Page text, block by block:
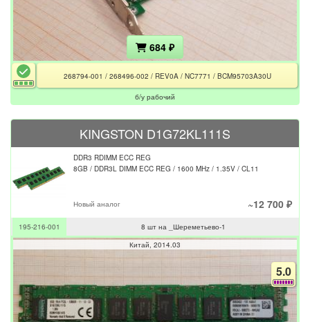
684 ₽
268794-001 / 268496-002 / REV0A / NC7771 / BCM95703A30U
б/у рабочий
KINGSTON D1G72KL111S
DDR3 RDIMM ECC REG
8GB / DDR3L DIMM ECC REG / 1600 MHz / 1.35V / CL11
Новый аналог ~12 700 ₽
195-216-001
8 шт на _Шереметьево-1
Китай 2014.03
5.0